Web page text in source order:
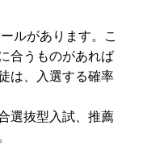
ルがあります。こ
合うものがあれば
は、入選する確率
選抜型入試、推薦